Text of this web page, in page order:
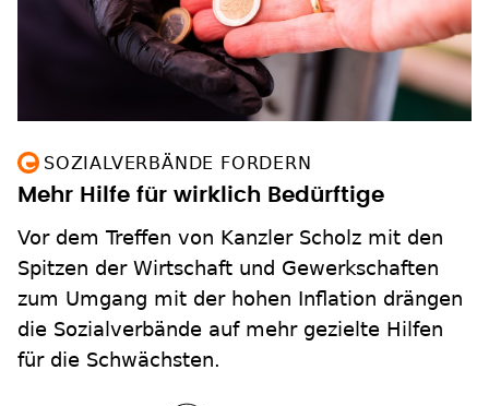
SOZIALVERBÄNDE FORDERN
Mehr Hilfe für wirklich Bedürftige
Vor dem Treffen von Kanzler Scholz mit den
Spitzen der Wirtschaft und Gewerkschaften
zum Umgang mit der hohen Inflation drängen
die Sozialverbände auf mehr gezielte Hilfen
für die Schwächsten.